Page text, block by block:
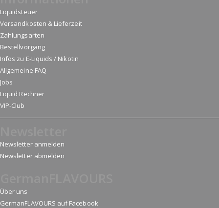
Liquidsteuer
Versandkosten & Lieferzeit
Zahlungsarten
Bestellvorgang
Infos zu E-Liquids / Nikotin
Allgemeine FAQ
Jobs
Liquid Rechner
VIP-Club
Newsletter anmelden
Newsletter abmelden
Über uns
GermanFLAVOURS auf Facebook